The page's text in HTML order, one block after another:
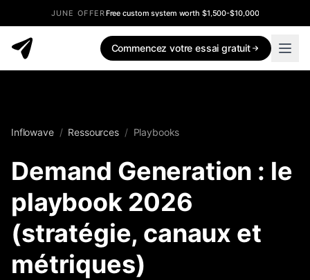
JUNE OFFERFree custom system worth $1,500-$10,000
Commencez votre essai gratuit
Inflowave / Ressources / Playbooks
Demand Generation : le
playbook 2026
(stratégie, canaux et
métriques)